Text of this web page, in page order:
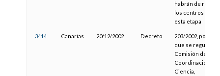
habrán de reunir
los centros de
esta etapa
3414 Canarias 20/12/2002 Decreto
203/2002, por el
que se regula la
Comisión de
Coordinación de
Ciencia,